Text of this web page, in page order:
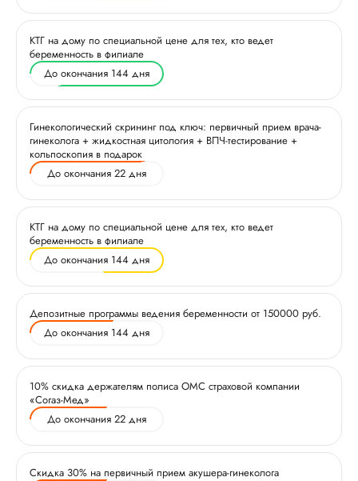
КТГ на дому по специальной цене для тех, кто ведет
беременность в филиале
До окончания 144 дня
Гинекологический скрининг под ключ: первичный прием врача-
гинеколога + жидкостная цитология + ВПЧ-тестирование +
кольпоскопия в подарок
До окончания 22 дня
КТГ на дому по специальной цене для тех, кто ведет
беременность в филиале
До окончания 144 дня
Депозитные программы ведения беременности от 150000 руб.
До окончания 144 дня
10% скидка держателям полиса ОМС страховой компании
«Согаз-Мед»
До окончания 22 дня
Скидка 30% на первичный прием акушера-гинеколога